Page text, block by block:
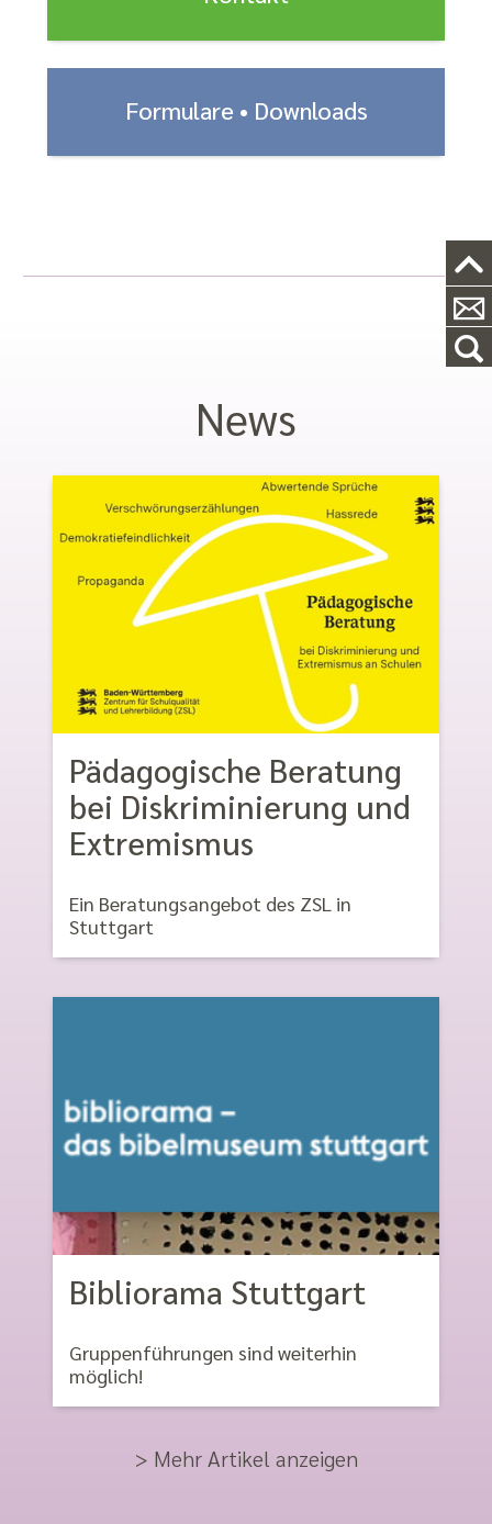
Formulare • Downloads
News
Pädagogische Beratung
bei Diskriminierung und
Extremismus
Ein Beratungsangebot des ZSL in
Stuttgart
Bibliorama Stuttgart
Gruppenführungen sind weiterhin
möglich!
> Mehr Artikel anzeigen